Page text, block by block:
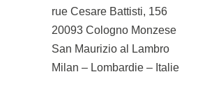
rue Cesare Battisti, 156
20093 Cologno Monzese
San Maurizio al Lambro
Milan – Lombardie – Italie